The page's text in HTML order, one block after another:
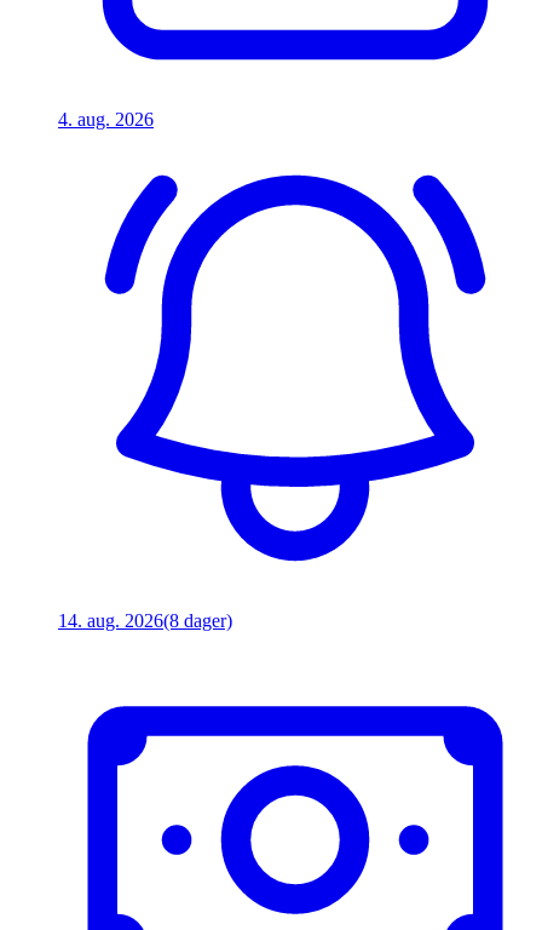
4. aug. 2026
14. aug. 2026(8 dager)